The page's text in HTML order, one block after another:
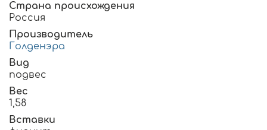
Страна происхождения
Россия
Производитель
Голденэра
Вид
подвес
Вес
1,58
Вставки